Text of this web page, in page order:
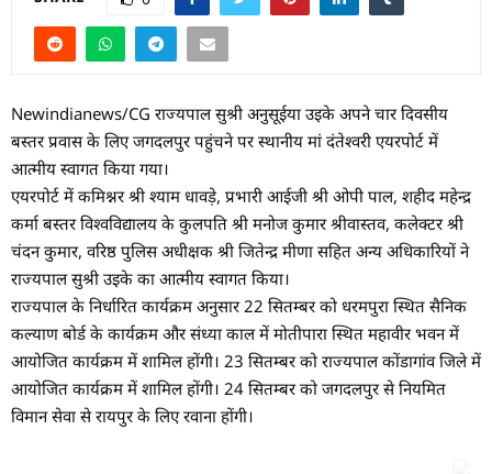
Newindianews/CG राज्यपाल सुश्री अनुसूईया उइके अपने चार दिवसीय
बस्तर प्रवास के लिए जगदलपुर पहुंचने पर स्थानीय मां दंतेश्वरी एयरपोर्ट में
आत्मीय स्वागत किया गया।
एयरपोर्ट में कमिश्नर श्री श्याम धावड़े, प्रभारी आईजी श्री ओपी पाल, शहीद महेन्द्र
कर्मा बस्तर विश्वविद्यालय के कुलपति श्री मनोज कुमार श्रीवास्तव, कलेक्टर श्री
चंदन कुमार, वरिष्ठ पुलिस अधीक्षक श्री जितेन्द्र मीणा सहित अन्य अधिकारियों ने
राज्यपाल सुश्री उइके का आत्मीय स्वागत किया।
राज्यपाल के निर्धारित कार्यक्रम अनुसार 22 सितम्बर को धरमपुरा स्थित सैनिक
कल्याण बोर्ड के कार्यक्रम और संध्या काल में मोतीपारा स्थित महावीर भवन में
आयोजित कार्यक्रम में शामिल होंगी। 23 सितम्बर को राज्यपाल कोंडागांव जिले में
आयोजित कार्यक्रम में शामिल होंगी। 24 सितम्बर को जगदलपुर से नियमित
विमान सेवा से रायपुर के लिए रवाना होंगी।